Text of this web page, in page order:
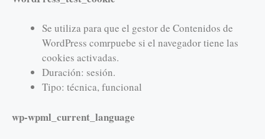
Se utiliza para que el gestor de Contenidos de
WordPress comrpuebe si el navegador tiene las
cookies activadas.
Duración: sesión.
Tipo: técnica, funcional
wp-wpml_current_language